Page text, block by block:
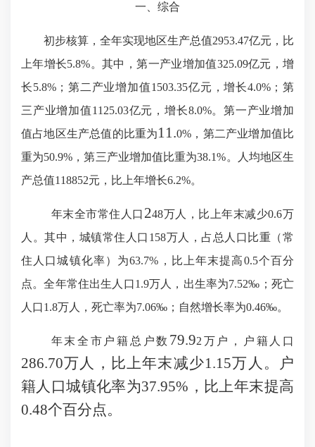
一、综合
初步核算，全年实现地区生产总值2953.47亿元，比
上年增长5.8%。其中，第一产业增加值325.09亿元，增
长5.8%；第二产业增加值1503.35亿元，增长4.0%；第
三产业增加值1125.03亿元，增长8.0%。第一产业增加
值占地区生产总值的比重为11.0%，第二产业增加值比
重为50.9%，第三产业增加值比重为38.1%。人均地区生
产总值1 18852元，比上年增长6.2%。
年末全市常住人口 248万人，比上年末减少0.6万
人。其中，城镇常住人口 158万人，占总人口比重（常
住人口城镇化率）为63.7%，比上年末提高0.5个百分
点。全年常住出生人口1.9万人，出生率为7.52‰；死亡
人口1.8万人，死亡率为7.06‰；自然增长率为0.46‰。
年末全市户籍总户数 79.92 万户，户籍人口
286.70万人，比上年末减少1.15万人。户
籍人口城镇化率为37.95%，比上年末提高
0.48个百分点。